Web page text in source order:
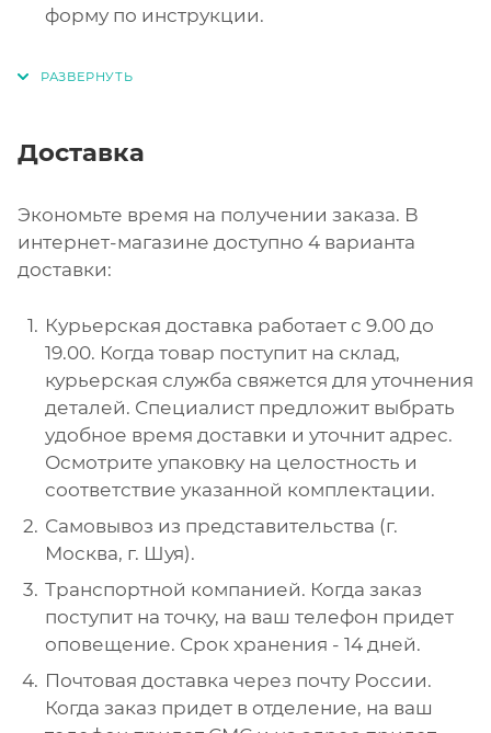
форму по инструкции.
Доставка
Экономьте время на получении заказа. В
интернет-магазине доступно 4 варианта
доставки:
Курьерская доставка работает с 9.00 до
19.00. Когда товар поступит на склад,
курьерская служба свяжется для уточнения
деталей. Специалист предложит выбрать
удобное время доставки и уточнит адрес.
Осмотрите упаковку на целостность и
соответствие указанной комплектации.
Самовывоз из представительства (г.
Москва, г. Шуя).
Транспортной компанией. Когда заказ
поступит на точку, на ваш телефон придет
оповещение. Срок хранения - 14 дней.
Почтовая доставка через почту России.
Когда заказ придет в отделение, на ваш